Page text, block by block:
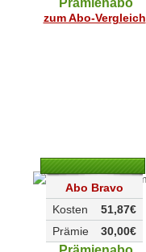
Prämienabo
zum Abo-Vergleich
Abo Bravo
51,87€
Kosten
30,00€
Prämie